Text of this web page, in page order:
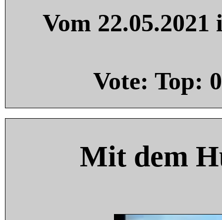
Vom
Vote: Top: 0
Mit dem